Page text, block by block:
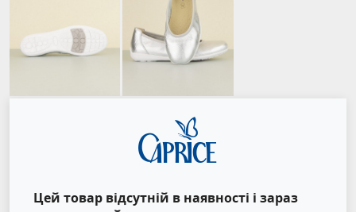
Цей товар відсутній в наявності і зараз